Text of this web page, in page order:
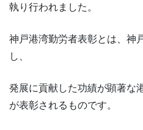
執り行われました。
神戸港湾勤労者表彰とは、神
し、
発展に貢献した功績が顕著な
が表彰されるものです。